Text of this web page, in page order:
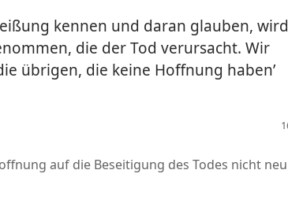
kennen und daran glauben, wird
die der Tod verursacht. Wir
übrigen, die keine Hoffnung haben’
auf die Beseitigung des Todes nicht neu